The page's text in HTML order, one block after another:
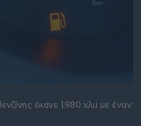
έκανε 1.980 χλμ με έναν